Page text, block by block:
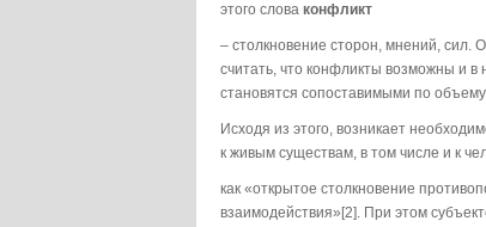
этого слова конфликт
– столкновение сторон, мнений,
считать, что конфликты возможны и
становятся сопоставимыми по
Исходя из этого, возникает
к живым существам, в том числе и к
как «открытое столкновение
взаимодействия»[2]. При этом